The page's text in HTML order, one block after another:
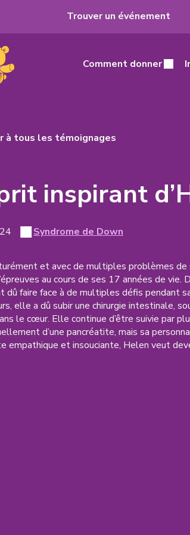
Trouver un événement
Main
Comment donner
à tous les témoignages
inspirant
Category
Syndrome de Down
et avec de multiples problèmes
au cours de ses 17 années de
dû faire face à de multiples défis pendant
elle a dû subir une chirurgie intestinale,
le cœur. Elle continue d’être suivie par
d’une pancréatite, mais sa
empathique et insouciante, Helen veut